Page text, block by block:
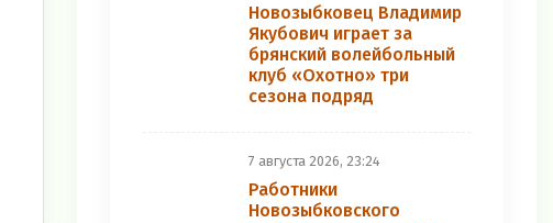
Новозыбковец Владимир
Якубович играет за
брянский волейбольный
клуб «Охотно» три
сезона подряд
7 августа 2026, 23:24
Работники
Новозыбковского